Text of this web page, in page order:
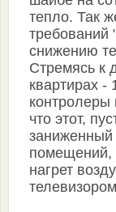
тепло. Так
требований
снижению
Стремясь к
квартирах -
контролеры
что этот,
заниженный
помещений,
нагрет